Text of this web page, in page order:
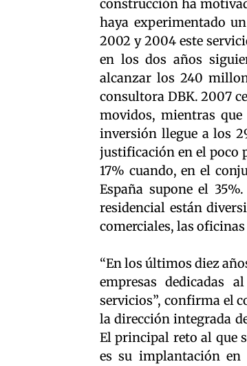
construcción ha
haya experimentado
2002 y 2004 este
en los dos años
alcanzar los 240
consultora DBK. 2007
movidos, mientras
inversión llegue a los
justificación en el poco
17% cuando, en el
España supone el
residencial están
comerciales, las
“En los últimos diez
empresas dedicadas
servicios”, confirma el
la dirección integrada
El principal reto al que
es su implantación en